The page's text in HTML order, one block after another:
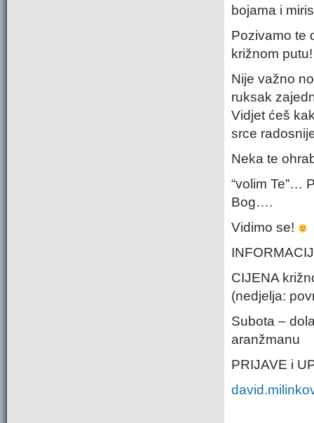
bojama i
Pozivamo te
križnom putu!
Nije važno
ruksak
Vidjet ćeš
srce
Neka te
“volim Te”…
Bog….
Vidimo se!
CIJENA
(nedjelja:
Subota –
aranžmanu
PRIJAVE i